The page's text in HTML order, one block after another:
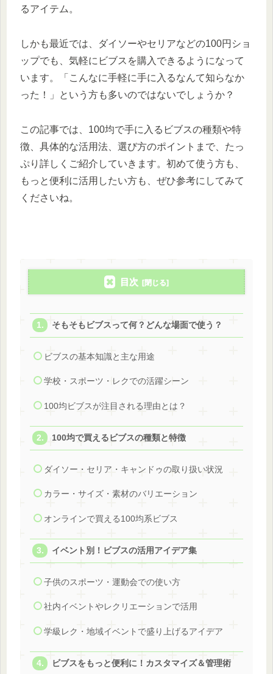
るアイテム。
しかも最近では、ダイソーやセリアなどの100円ショ
ップでも、気軽にビブスを購入できるようになって
います。「こんなに手軽に手に入るなんて知らなか
った！」という方も多いのではないでしょうか？
この記事では、100均で手に入るビブスの種類や特
徴、具体的な活用法、選び方のポイントまで、たっ
ぷり詳しくご紹介していきます。初めて使う方も、
もっと便利に活用したい方も、ぜひ参考にしてみて
くださいね。
目次
そもそもビブスって何？どんな場面で使う？
ビブスの基本知識と主な用途
学校・スポーツ・レクでの活躍シーン
100均ビブスが注目される理由とは？
100均で買えるビブスの種類と特徴
ダイソー・セリア・キャンドゥの取り扱い状況
カラー・サイズ・素材のバリエーション
オンラインで買える100均系ビブス
イベント別！ビブスの活用アイデア集
子供のスポーツ・運動会での使い方
社内イベントやレクリエーションで活用
学級レク・地域イベントで盛り上げるアイデア
ビブスをもっと便利に！カスタマイズ＆管理術